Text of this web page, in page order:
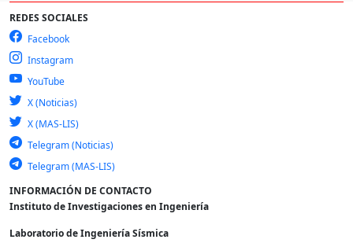
REDES SOCIALES
Facebook
Instagram
YouTube
X (Noticias)
X (MAS-LIS)
Telegram (Noticias)
Telegram (MAS-LIS)
INFORMACIÓN DE CONTACTO
Instituto de Investigaciones en Ingeniería
Laboratorio de Ingeniería Sísmica